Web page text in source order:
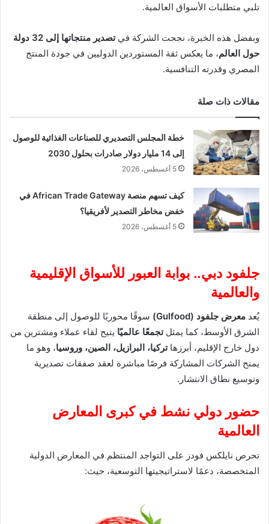
تلبي متطلبات الأسواق العالمية.
وبفضل هذه الخبرة، نجحت الشركة في
تصدير منتجاتها إلى 32 دولة
حول العالم، ما يعكس ثقة المستوردين الدوليين في جودة المنتج
المصري وقدرته التنافسية.
مقالات ذات صلة
خطة المجلس التصديري للصناعات الغذائية للوصول
إلى 14 مليار دولار صادرات بحلول 2030
5 أغسطس، 2026
كيف تسهم منصة African Trade Gateway في
خفض مخاطر التصدير لأفريقيا؟
5 أغسطس، 2026
جلفود دبي.. بوابة العبور للأسواق الإقليمية
والعالمية
يُعد معرض جلفود (Gulfood)
سوقًا محوريًا للوصول إلى منطقة
الشرق الأوسط، كما يمثلتجمعًا عالميًا يتيح لقاء عملاء ومشترين من
دول خارج الإقليم، أبرزهاتركيا، البرازيل، الصين، وروسيا، وهو ما
يمنح الشركات المشاركة فرصًا مباشرة لعقد صفقات تصديرية
وتوسيع نطاق الانتشار.
حضور دولي نشط في كبرى المعارض
العالمية
تحرص نايلكس فودز على التواجد المنتظم في المعارض الدولية
المتخصصة، دعمًا لاستراتيجيتها التوسعية، حيث: